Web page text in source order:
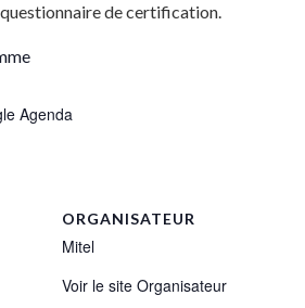
de certification.
Agenda
ORGANISATEUR
Mitel
Voir le site Organisateur